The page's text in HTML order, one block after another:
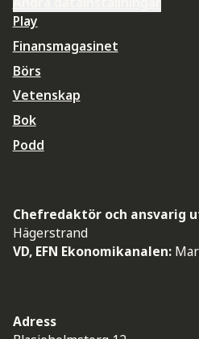
Play
Finansmagasinet
Börs
Vetenskap
Bok
Podd
Chefredaktör och ansvarig
Hägerstrand
VD, EFN Ekonomikanalen:
Adress